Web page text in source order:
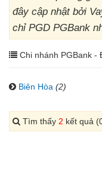
đây cập nhật bởi
chỉ PGD PGBank
Chi nhánh PGBank -
Biên Hòa (2)
Tìm thấy 2 kết quả